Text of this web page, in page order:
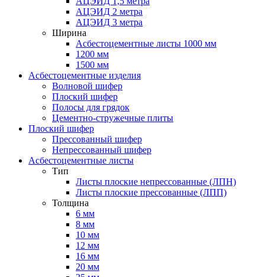
АЦЭИД 2 метра
АЦЭИД 3 метра
Ширина
Асбестоцементные листы 1000 мм
1200 мм
1500 мм
Асбестоцементные изделия
Волновой шифер
Плоский шифер
Полосы для грядок
Цементно-стружечные плиты
Плоский шифер
Прессованный шифер
Непрессованный шифер
Асбестоцементные листы
Тип
Листы плоские непрессованные (ЛПН)
Листы плоские прессованные (ЛПП)
Толщина
6 мм
8 мм
10 мм
12 мм
16 мм
20 мм